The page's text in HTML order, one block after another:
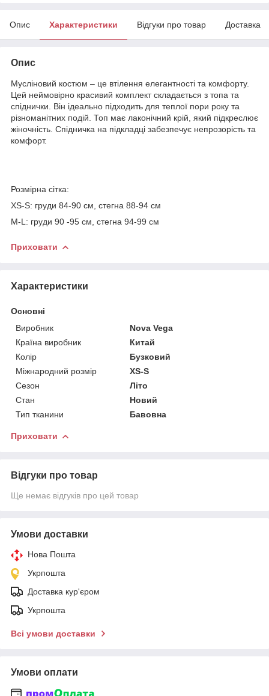
Опис Характеристики Відгуки про товар Доставка
Опис
Мусліновий костюм – це втілення елегантності та комфорту.
Цей неймовірно красивий комплект складається з топа та
спіднички. Він ідеально підходить для теплої пори року та
різноманітних подій. Топ має лаконічний крій, який підкреслює
жіночність. Спідничка на підкладці забезпечує непрозорість та
комфорт.
Розмірна сітка:
XS-S: груди 84-90 см, стегна 88-94 см
M-L: груди 90 -95 см, стегна 94-99 см
Приховати
Характеристики
Основні
Виробник
Nova Vega
Країна виробник
Китай
Колір
Бузковий
Міжнародний розмір
XS-S
Сезон
Літо
Стан
Новий
Тип тканини
Бавовна
Приховати
Відгуки про товар
Ще немає відгуків про цей товар
Умови доставки
Нова Пошта
Укрпошта
Доставка кур'єром
Укрпошта
Всі умови доставки
Умови оплати